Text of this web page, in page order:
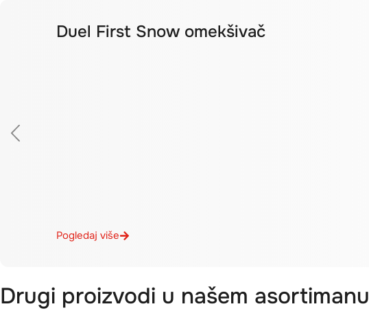
Duel First Snow omekšivač
Pogledaj više
Drugi proizvodi u našem asortimanu